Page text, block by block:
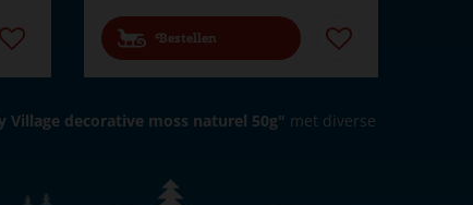
Bestellen
Village decorative moss naturel 50g" met diverse